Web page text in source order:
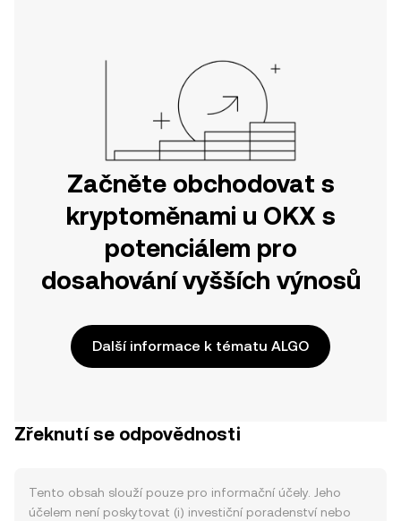
Začněte obchodovat s
kryptoměnami u OKX s
potenciálem pro
dosahování vyšších výnosů
Další informace k tématu ALGO
Zřeknutí se odpovědnosti
Tento obsah slouží pouze pro informační účely. Jeho
účelem není poskytovat (i) investiční poradenství nebo